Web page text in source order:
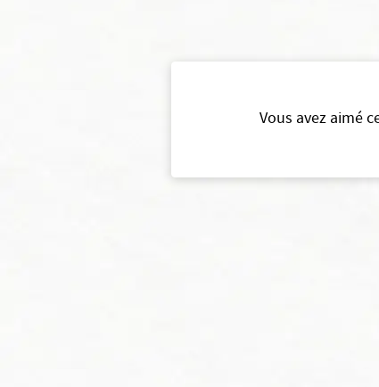
Vous avez aimé